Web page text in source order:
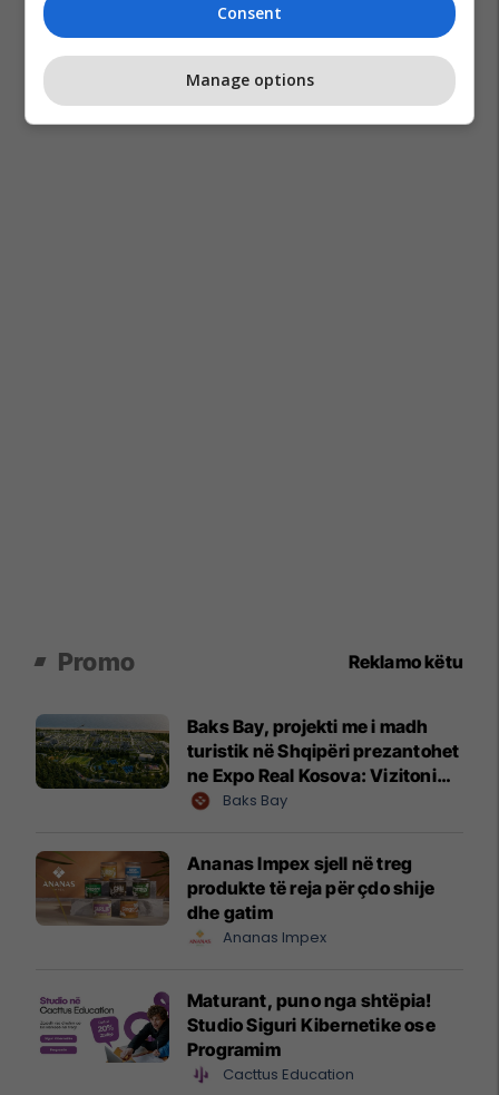
Promo Reklamo këtu
Baks Bay, projekti me i madh
turistik në Shqipëri prezantohet
ne Expo Real Kosova: Vizitoni
shtandin dhe zbuloni
Baks Bay
Ananas Impex sjell në treg
produkte të reja për çdo shije
dhe gatim
Ananas Impex
Maturant, puno nga shtëpia!
Studio Siguri Kibernetike ose
Programim
Cacttus Education
Consent
Manage options